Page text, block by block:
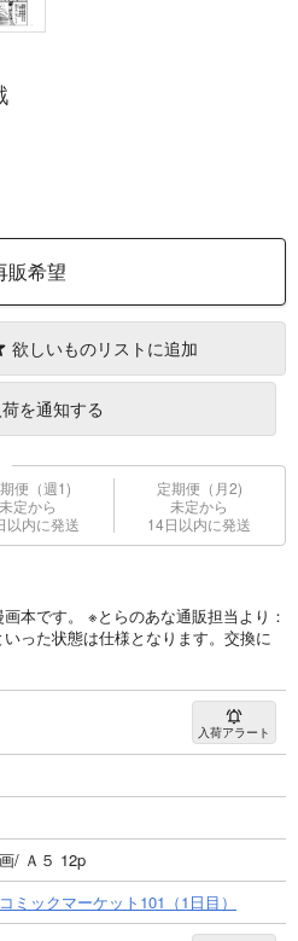
販希望
欲しいものリストに追加
を通知する
便（週1)
未定から
以内に発送
定期便（月2)
未定から
14日以内に発送
本です。 ※とらのあな通販担当より：
った状態は仕様となります。交換に
入荷アラート
/ Ａ５ 12p
ックマーケット101（1日目）